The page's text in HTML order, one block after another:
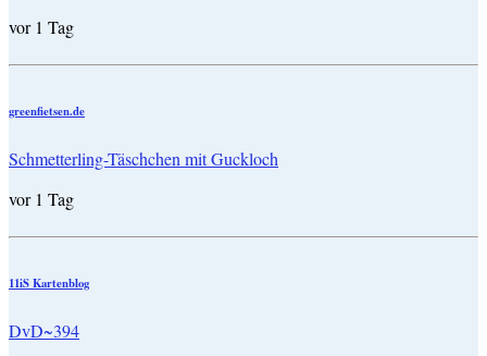
vor 1 Tag
greenfietsen.de
Schmetterling-Täschchen mit Guckloch
vor 1 Tag
11iS Kartenblog
DvD~394